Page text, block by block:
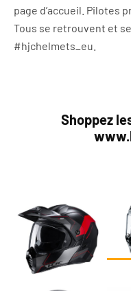
page d’accueil. Pilotes
Tous se retrouvent et
#hjchelmets_eu.
Shoppez